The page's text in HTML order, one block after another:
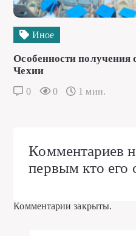
Иное
Особенности получения
Чехии
0 0 1 мин.
Комментариев
первым кто его
Комментарии закрыты.